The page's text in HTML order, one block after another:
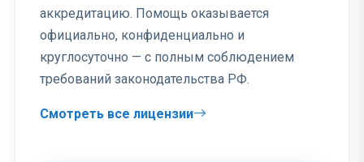
аккредитацию. Помощь оказывается
официально, конфиденциально и
круглосуточно — с полным соблюдением
требований законодательства РФ.
Смотреть все лицензии